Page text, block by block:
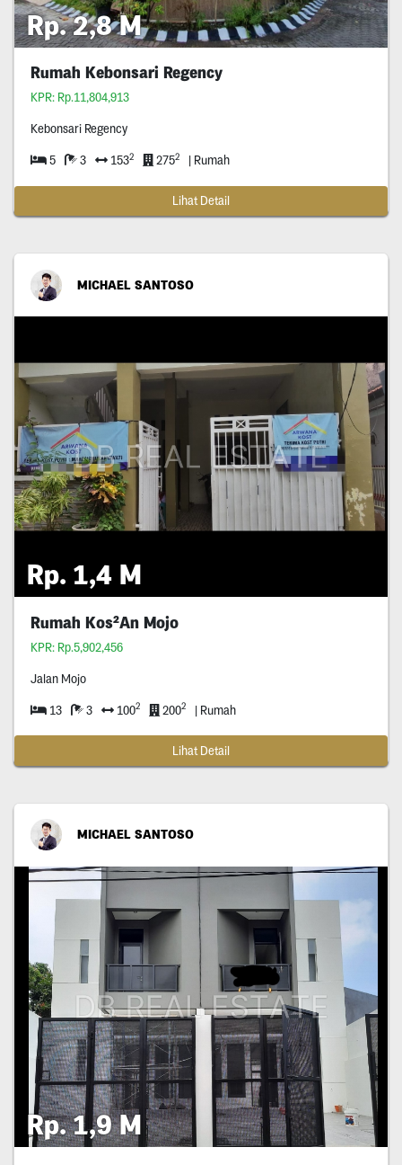
Rp. 2,8 M
Rumah Kebonsari Regency
KPR: Rp.11,804,913
Kebonsari Regency
5 3 1532 2752 | Rumah
Lihat Detail
MICHAEL SANTOSO
Rp. 1,4 M
Rumah Kos²An Mojo
KPR: Rp.5,902,456
Jalan Mojo
13 3 1002 2002 | Rumah
Lihat Detail
MICHAEL SANTOSO
Rp. 1,9 M